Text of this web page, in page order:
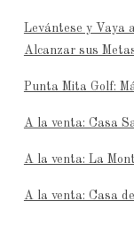
Levántese y Vaya
Alcanzar sus
Punta Mita Golf:
A la venta: Casa
A la venta: La
A la venta: Casa